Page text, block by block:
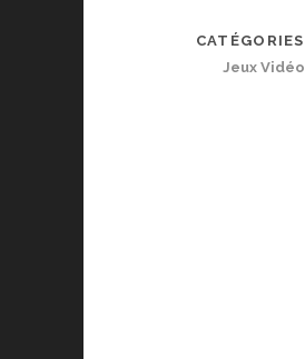
CATÉGORIES
Jeux Vidéo